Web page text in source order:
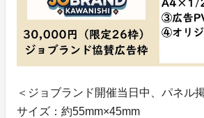
＜ジョブランド開催当日中、パネル
サイズ：約55mm×45mm